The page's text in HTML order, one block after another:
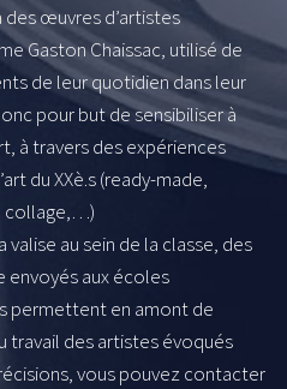
œuvres d’artistes
Gaston Chaissac, utilisé de
de leur quotidien dans leur
pour but de sensibiliser à
à travers des expériences
du XXè.s (ready-made,
collage,…)
valise au sein de la classe, des
envoyés aux écoles
permettent en amont de
travail des artistes évoqués
vous pouvez contacter